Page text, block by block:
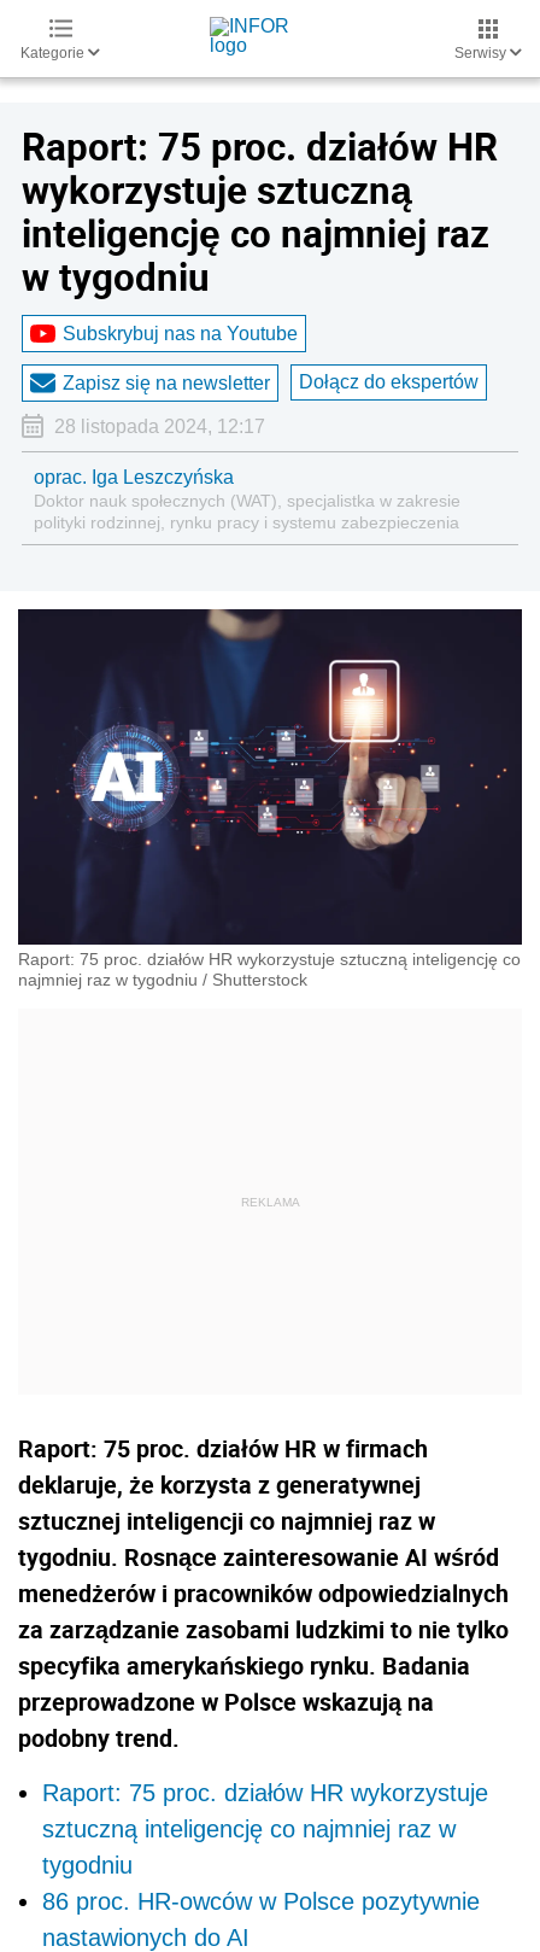
Kategorie Serwisy
Raport: 75 proc. działów HR
wykorzystuje sztuczną
inteligencję co najmniej raz
w tygodniu
Subskrybuj nas na Youtube
Zapisz się na newsletter Dołącz do ekspertów
28 listopada 2024, 12:17
oprac. Iga Leszczyńska
Doktor nauk społecznych (WAT), specjalistka w zakresie
polityki rodzinnej, rynku pracy i systemu zabezpieczenia
społecznego.
Raport: 75 proc. działów HR wykorzystuje sztuczną inteligencję co
najmniej raz w tygodniu / Shutterstock
Raport: 75 proc. działów HR w firmach
deklaruje, że korzysta z generatywnej
sztucznej inteligencji co najmniej raz w
tygodniu. Rosnące zainteresowanie AI wśród
menedżerów i pracowników odpowiedzialnych
za zarządzanie zasobami ludzkimi to nie tylko
specyfika amerykańskiego rynku. Badania
przeprowadzone w Polsce wskazują na
podobny trend.
Raport: 75 proc. działów HR wykorzystuje
sztuczną inteligencję co najmniej raz w
tygodniu
86 proc. HR-owców w Polsce pozytywnie
nastawionych do AI